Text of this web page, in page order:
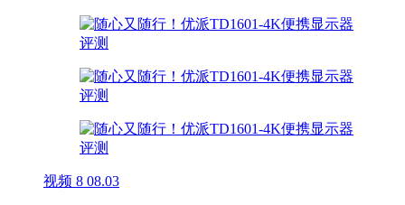
视频 8 08.03